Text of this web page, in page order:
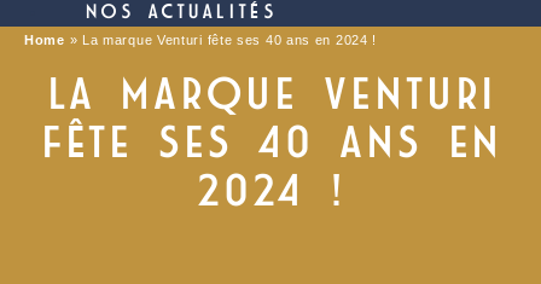
NOS ACTUALITÉS
Home » La marque Venturi fête ses 40 ans en 2024 !
LA MARQUE VENTURI
FÊTE SES 40 ANS EN
2024 !